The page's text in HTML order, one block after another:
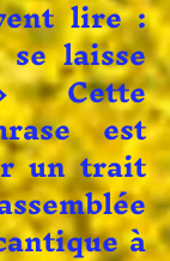
lire :
laisse
Cette
est
un trait
à